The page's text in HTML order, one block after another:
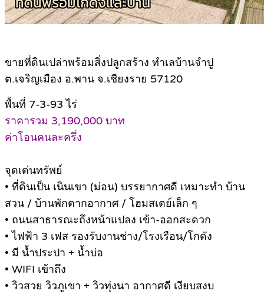
ขายที่ดินเปล่าพร้อมสิ่งปลูกสร้าง ทำเลบ้านจำปู
ต.เจริญเมือง อ.พาน จ.เชียงราย 57120
พื้นที่ 7-3-93 ไร่
ราคารวม 3,190,000 บาท
ค่าโอนคนละครึ่ง
จุดเด่นทรัพย์
• ที่ดินเป็น เนินเขา (ม่อน) บรรยากาศดี เหมาะทำ บ้าน
สวน / บ้านพักตากอากาศ / โฮมสเตย์เล็ก ๆ
• ถนนสาธารณะถึงหน้าแปลง เข้า-ออกสะดวก
• ไฟฟ้า 3 เฟส รองรับงานช่าง/โรงเรือน/โกดัง
• มี น้ำประปา + น้ำบ่อ
• WIFI เข้าถึง
• วิวสวย วิวภูเขา + วิวทุ่งนา อากาศดี เงียบสงบ